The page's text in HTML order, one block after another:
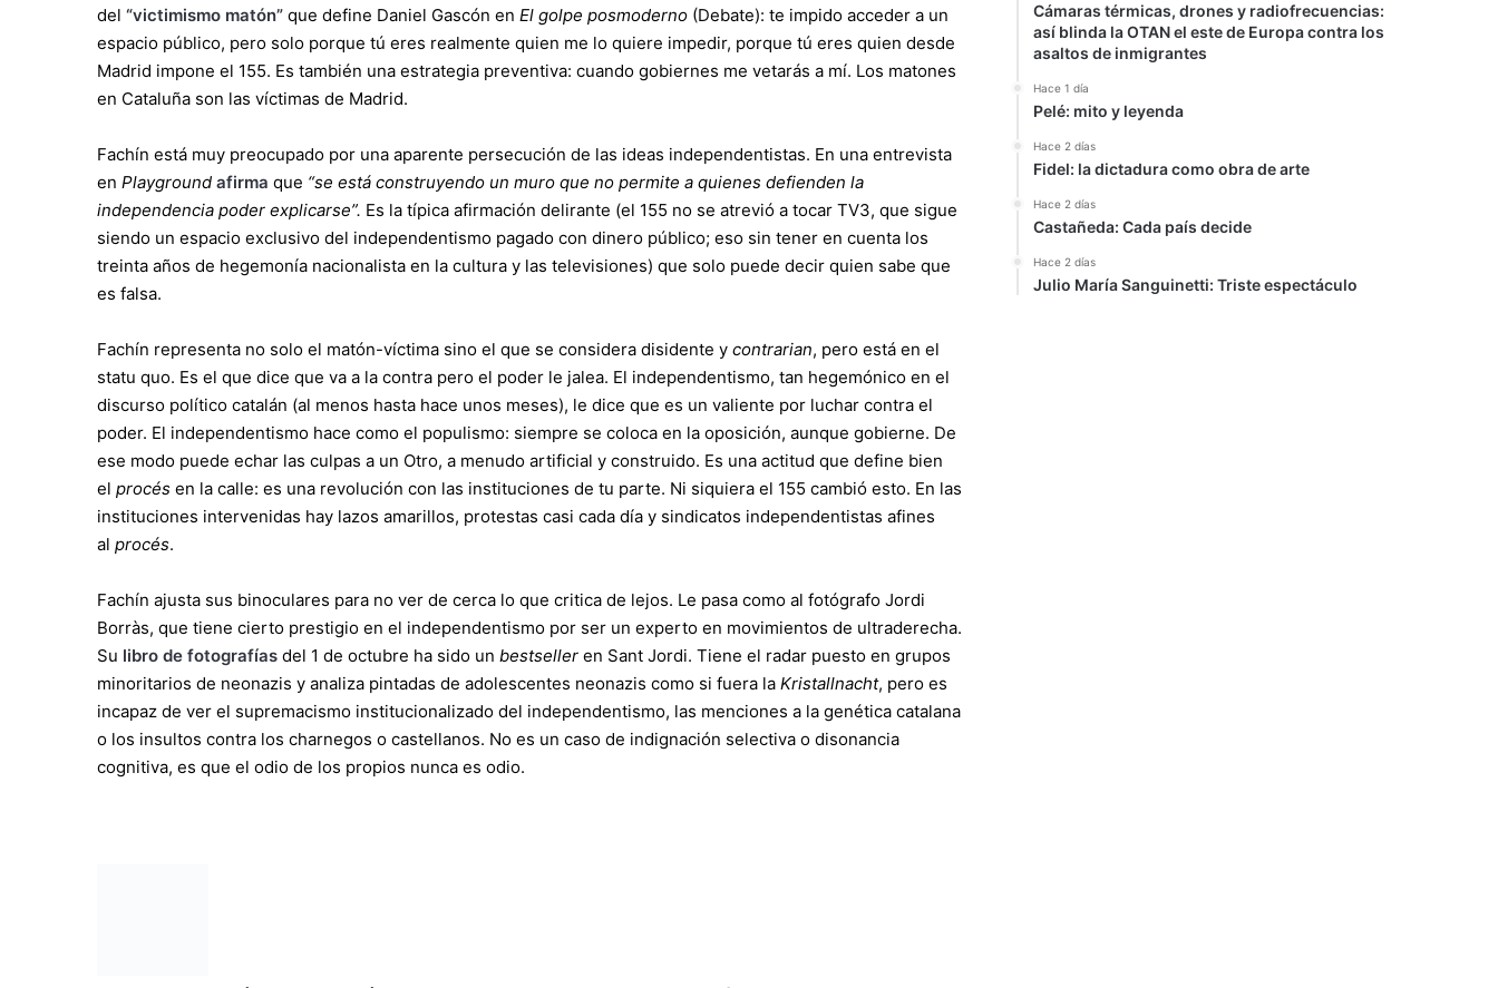
del “victimismo matón” que define Daniel Gascón en El golpe posmoderno (Debate): te impido acceder a un
espacio público, pero solo porque tú eres realmente quien me lo quiere impedir, porque tú eres quien desde
Madrid impone el 155. Es también una estrategia preventiva: cuando gobiernes me vetarás a mí. Los matones
en Cataluña son las víctimas de Madrid.
Fachín está muy preocupado por una aparente persecución de las ideas independentistas. En una entrevista
en Playground afirma que “se está construyendo un muro que no permite a quienes defienden la
independencia poder explicarse”. Es la típica afirmación delirante (el 155 no se atrevió a tocar TV3, que sigue
siendo un espacio exclusivo del independentismo pagado con dinero público; eso sin tener en cuenta los
treinta años de hegemonía nacionalista en la cultura y las televisiones) que solo puede decir quien sabe que
es falsa.
Fachín representa no solo el matón-víctima sino el que se considera disidente y contrarian, pero está en el
statu quo. Es el que dice que va a la contra pero el poder le jalea. El independentismo, tan hegemónico en el
discurso político catalán (al menos hasta hace unos meses), le dice que es un valiente por luchar contra el
poder. El independentismo hace como el populismo: siempre se coloca en la oposición, aunque gobierne. De
ese modo puede echar las culpas a un Otro, a menudo artificial y construido. Es una actitud que define bien
el procés en la calle: es una revolución con las instituciones de tu parte. Ni siquiera el 155 cambió esto. En las
instituciones intervenidas hay lazos amarillos, protestas casi cada día y sindicatos independentistas afines
al procés.
Fachín ajusta sus binoculares para no ver de cerca lo que critica de lejos. Le pasa como al fotógrafo Jordi
Borràs, que tiene cierto prestigio en el independentismo por ser un experto en movimientos de ultraderecha.
Su libro de fotografías del 1 de octubre ha sido un bestseller en Sant Jordi. Tiene el radar puesto en grupos
minoritarios de neonazis y analiza pintadas de adolescentes neonazis como si fuera la Kristallnacht, pero es
incapaz de ver el supremacismo institucionalizado del independentismo, las menciones a la genética catalana
o los insultos contra los charnegos o castellanos. No es un caso de indignación selectiva o disonancia
cognitiva, es que el odio de los propios nunca es odio.
Cámaras térmicas, drones y radiofrecuencias:
así blinda la OTAN el este de Europa contra los
asaltos de inmigrantes
Hace 1 día
Pelé: mito y leyenda
Hace 2 días
Fidel: la dictadura como obra de arte
Hace 2 días
Castañeda: Cada país decide
Hace 2 días
Julio María Sanguinetti: Triste espectáculo